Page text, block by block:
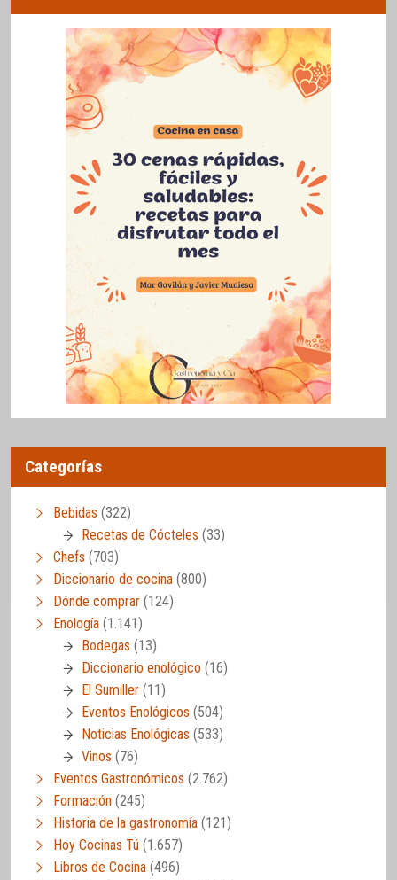
Categorías
Bebidas (322)
Recetas de Cócteles (33)
Chefs (703)
Diccionario de cocina (800)
Dónde comprar (124)
Enología (1.141)
Bodegas (13)
Diccionario enológico (16)
El Sumiller (11)
Eventos Enológicos (504)
Noticias Enológicas (533)
Vinos (76)
Eventos Gastronómicos (2.762)
Formación (245)
Historia de la gastronomía (121)
Hoy Cocinas Tú (1.657)
Libros de Cocina (496)